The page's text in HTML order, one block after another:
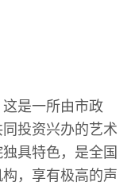
是一所由市政
投资兴办的艺术
具特色，是全国
，享有极高的声